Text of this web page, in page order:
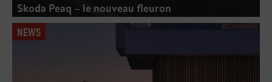
Skoda Peaq – le nouveau fleuron
NEWS